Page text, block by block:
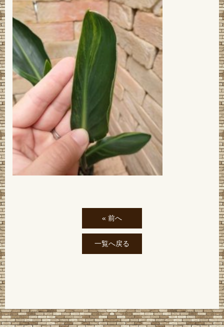
« 前へ
一覧へ戻る